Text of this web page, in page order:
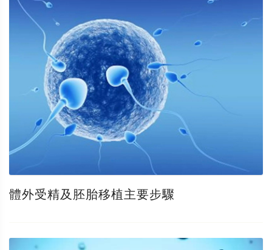
體外受精及胚胎移植主要步驟